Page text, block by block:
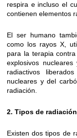
respira e incluso el
contienen elementos
El ser humano
como los rayos X,
para la terapia
explosivos
radiactivos
nucleares y del
radiación.
2. Tipos de
Existen dos tipos de